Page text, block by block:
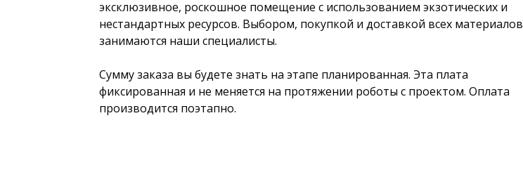
эксклюзивное, роскошное помещение с использованием экзотических и
нестандартных ресурсов. Выбором, покупкой и доставкой всех материалов
занимаются наши специалисты.
Сумму заказа вы будете знать на этапе планированная. Эта плата
фиксированная и не меняется на протяжении роботы с проектом. Оплата
производится поэтапно.